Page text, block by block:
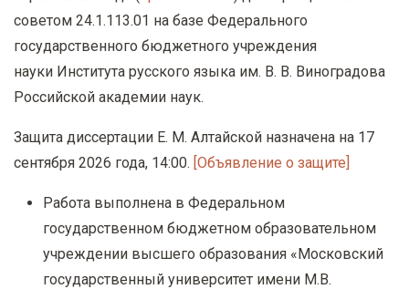
советом 24.1.113.01 на базе Федерального
государственного бюджетного учреждения
науки Института русского языка им. В. В. Виноградова
Российской академии наук.
Защита диссертации Е. М. Алтайской назначена на 17
сентября 2026 года, 14:00. [Объявление о защите]
Работа выполнена в Федеральном
государственном бюджетном образовательном
учреждении высшего образования «Московский
государственный университет имени М.В.